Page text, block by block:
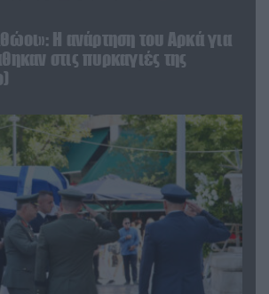
Η ανάρτηση του Αρκά για
στις πυρκαγιές της